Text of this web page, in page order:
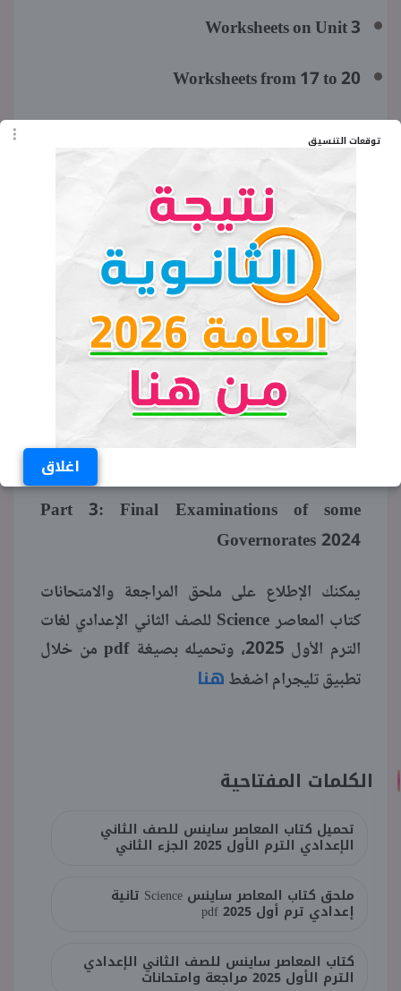
توقعات التنسيق
اغلاق
Worksheets on Unit 3
Worksheets from 17 to 20
General Exercise of the school book on
Model axams on Unit 3
Monthly tesi
Part 2: Final Revision
Final Revision on Unit 1
Final Revision on Unit 2
Part 3: Final Examinations of some
Governorates 2024
يمكنك الإطلاع على ملحق المراجعة والامتحانات
كتاب المعاصر Science للصف الثاني الإعدادي لغات
الترم الأول 2025، وتحميله بصيغة pdf من خلال
تطبيق تليجرام اضغطهنا
الكلمات المفتاحية
تحميل كتاب المعاصر ساينس للصف الثاني
الإعدادي الترم الأول 2025 الجزء الثاني
ملحق كتاب المعاصر ساينس Science تانية
إعدادي ترم أول 2025 pdf
كتاب المعاصر ساينس للصف الثاني الإعدادي
الترم الأول 2025 مراجعة وامتحانات